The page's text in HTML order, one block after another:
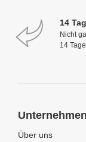
14
Nicht
14
Unternehmen
Über uns